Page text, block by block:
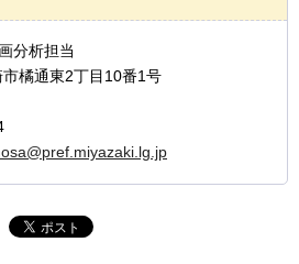
分析担当
橘通東2丁目10番1号